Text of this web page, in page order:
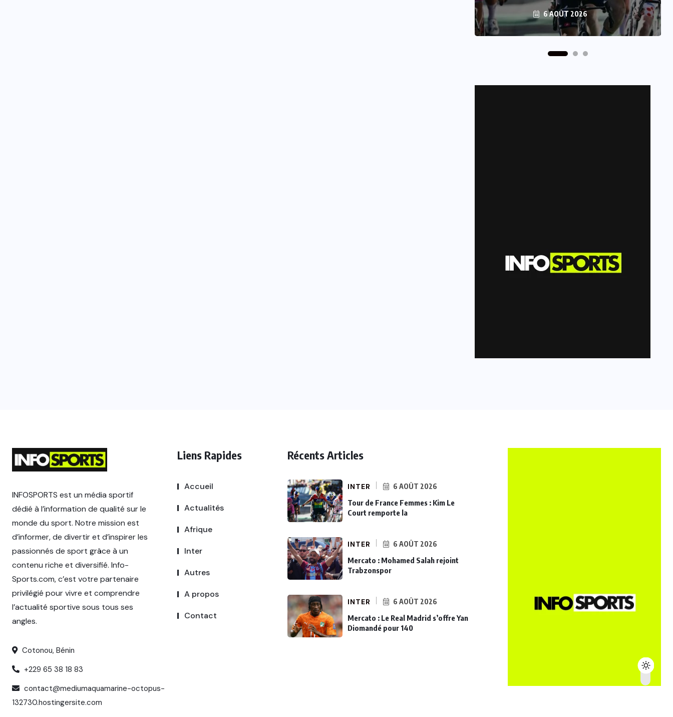
6 AOÛT 2026
6 AOÛT 2026
INFOSPORTS est un média sportif
dédié à l’information de qualité sur le
monde du sport. Notre mission est
d’informer, de divertir et d’inspirer les
passionnés de sport grâce à un
contenu riche et diversifié. Info-
Sports.com, c’est votre partenaire
privilégié pour vivre et comprendre
l’actualité sportive sous tous ses
angles.
Cotonou, Bénin
+229 65 38 18 83
contact@mediumaquamarine-octopus-
132730.hostingersite.com
Liens Rapides
Accueil
Actualités
Afrique
Inter
Autres
A propos
Contact
Récents Articles
INTER 6 AOÛT 2026
Tour de France Femmes : Kim Le
Court remporte la
INTER 6 AOÛT 2026
Mercato : Mohamed Salah rejoint
Trabzonspor
INTER 6 AOÛT 2026
Mercato : Le Real Madrid s’offre Yan
Diomandé pour 140